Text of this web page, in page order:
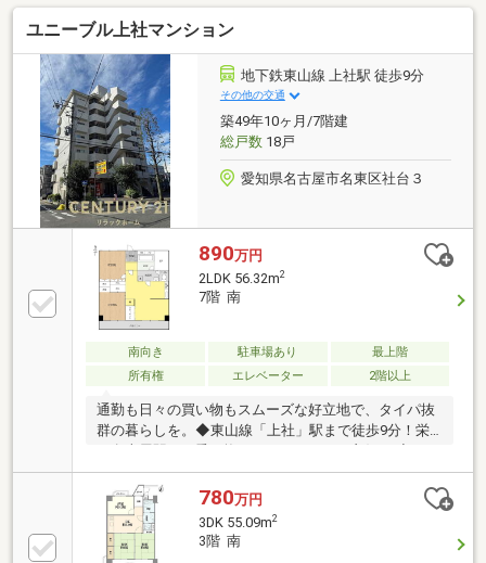
【こんなあなたにおすすめです！】◎リノベーション
済み物件をお探しの方！◎大切なペットと一緒に住め
る物件をお探しの方！◆◇気になる物件、すぐ見て・
すぐ聞ける！◇◆◎最新の販売状況や価格改定など、
リアルタイムで情報を更新しています。◎まずはご相
談だけでも大歓迎です」「現地見学も随時受付中！◎
事前のお問合わせは 0120-390-863 までお電話くださ
い！
ユニーブル上社マンション
地下鉄東山線 上社駅 徒歩9分
その他の交通
築49年10ヶ月/7階建
総戸数18戸
愛知県名古屋市名東区社台３
890万円
2LDK 56.32m2
7階 南
南向き 駐車場あり
最上階
所有権
エレベーター 2階以上
通勤も日々の買い物もスムーズな好立地で、タイパ抜
群の暮らしを。◆東山線「上社」駅まで徒歩9分！栄
パーや病院、コンビニが徒歩10分圏内に揃い、忙しい
毎日をしっかりサポート。◆全居室に収納完備。お部
屋がスッキリ片付き、家具の配置もしやすい間取りで
す。◆7階最上階の南向きで、採光も風通しも文句な
しの心地よさ！生活利便性と快適性を両立した賢い選
780万円
3DK 55.09m2
3階 南